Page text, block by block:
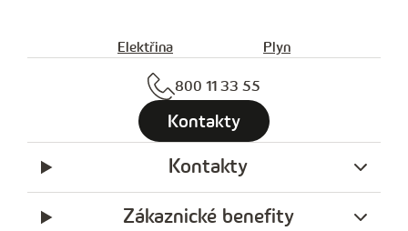
l
Elektřina Plyn
800 11 33 55
Kontakty
Kontakty
Zákaznické benefity